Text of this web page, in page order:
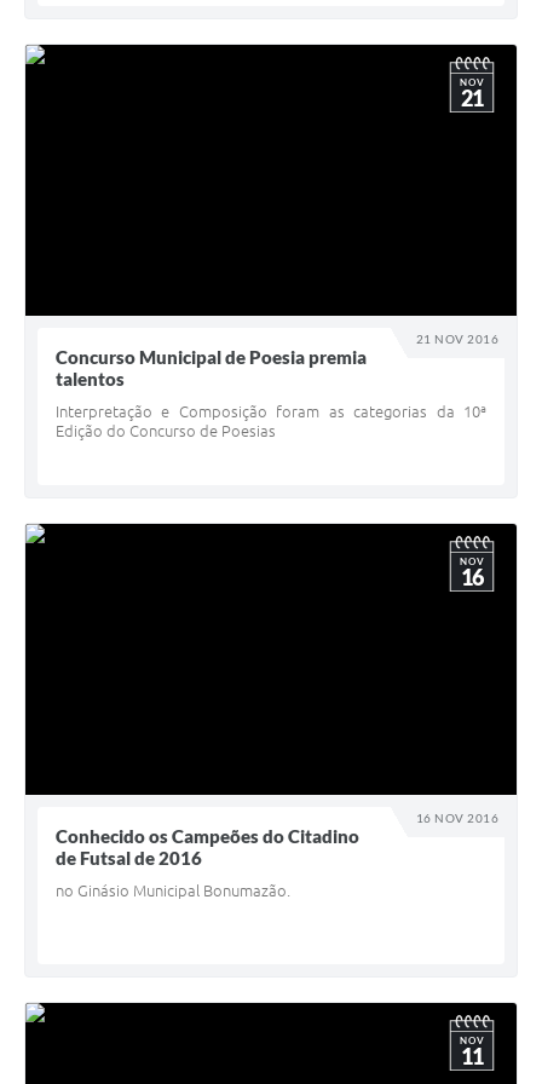
21 NOV 2016
NOV
21
Concurso Municipal de Poesia premia
talentos
Interpretação e Composição foram as categorias da 10ª
Edição do Concurso de Poesias
16 NOV 2016
NOV
16
Conhecido os Campeões do Citadino
de Futsal de 2016
no Ginásio Municipal Bonumazão.
NOV
11